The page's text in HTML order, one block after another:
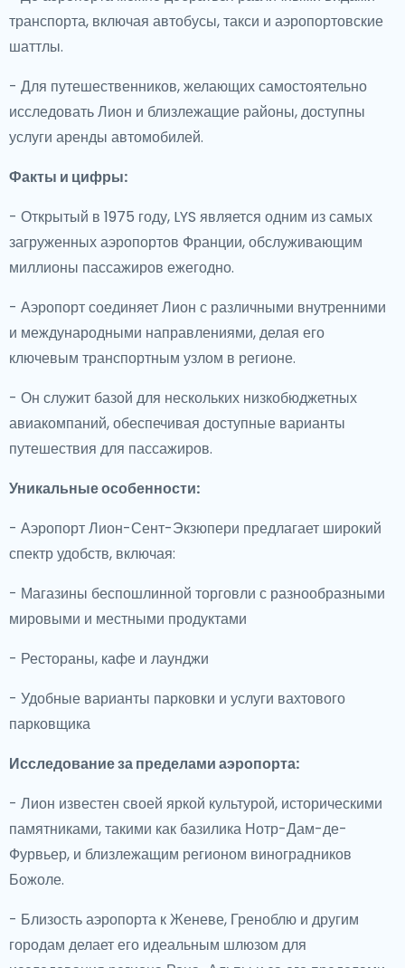
транспорта, включая автобусы, такси и аэропортовские
шаттлы.
- Для путешественников, желающих самостоятельно
исследовать Лион и близлежащие районы, доступны
услуги аренды автомобилей.
Факты и цифры:
- Открытый в 1975 году, LYS является одним из самых
загруженных аэропортов Франции, обслуживающим
миллионы пассажиров ежегодно.
- Аэропорт соединяет Лион с различными внутренними
и международными направлениями, делая его
ключевым транспортным узлом в регионе.
- Он служит базой для нескольких низкобюджетных
авиакомпаний, обеспечивая доступные варианты
путешествия для пассажиров.
Уникальные особенности:
- Аэропорт Лион-Сент-Экзюпери предлагает широкий
спектр удобств, включая:
- Магазины беспошлинной торговли с разнообразными
мировыми и местными продуктами
- Рестораны, кафе и лаунджи
- Удобные варианты парковки и услуги вахтового
парковщика
Исследование за пределами аэропорта:
- Лион известен своей яркой культурой, историческими
памятниками, такими как базилика Нотр-Дам-де-
Фурвьер, и близлежащим регионом виноградников
Божоле.
- Близость аэропорта к Женеве, Греноблю и другим
городам делает его идеальным шлюзом для